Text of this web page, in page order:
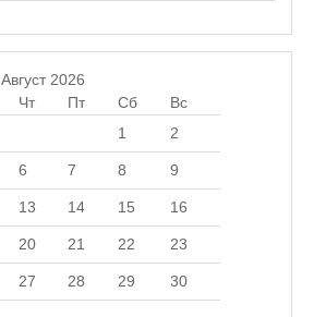
Август 2026
Чт Пт Сб
Вс
1
2
6 7 8 9
13 14 15 16
20 21 22 23
27 28 29 30